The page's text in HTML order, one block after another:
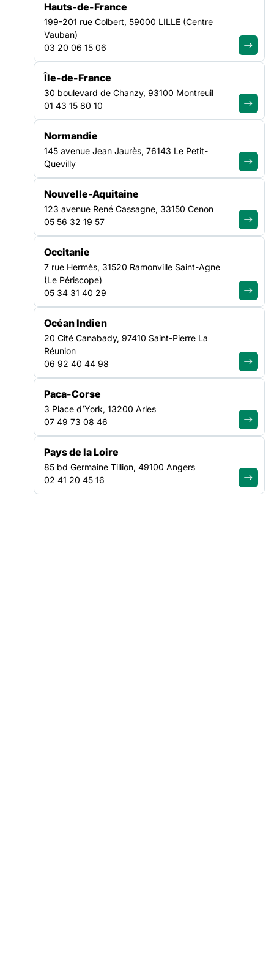
L’orientation retenue pour cette édition 2025 porte sur les
recommandations issues du rapport annuel des droits des
usagers 2023.
La CRSA et l’ARS récompenseront 8 projets et 1 « Coup de
cœur du Jury ».
Le dépôt de candidatures est à saisir à l’aide du formulaire en
ligne en cliquantici,au plus tard le 15 septembre 2025.
Vous trouverez toutes les informations sur la procédure à
suivre sur le site web de l’ARS
Label « Droits des usagers de
la santé » 2025 | Agence régionale de santé Hauts-de-
Nous vous remercions par avance pour votre mobilisation et
vous demandons de bien vouloir relayer le plus largement
(mailing, réseaux sociaux, site internet, …) cet appel à
initiatives.
NOS ACTUALITÉS
Suivez le mouvement de la
solidarité
VEILLE SOCIALE, HÉBERGEMENT ET LOGEMENT
Hauts-de-France
199-201 rue Colbert, 59000 LILLE (Centre
Vauban)
03 20 06 15 06
Île-de-France
30 boulevard de Chanzy, 93100 Montreuil
01 43 15 80 10
Normandie
145 avenue Jean Jaurès, 76143 Le Petit-
Quevilly
Nouvelle-Aquitaine
123 avenue René Cassagne, 33150 Cenon
05 56 32 19 57
Occitanie
7 rue Hermès, 31520 Ramonville Saint-Agne
(Le Périscope)
05 34 31 40 29
Océan Indien
20 Cité Canabady, 97410 Saint-Pierre La
Réunion
06 92 40 44 98
Paca-Corse
3 Place d’York, 13200 Arles
07 49 73 08 46
Pays de la Loire
85 bd Germaine Tillion, 49100 Angers
02 41 20 45 16